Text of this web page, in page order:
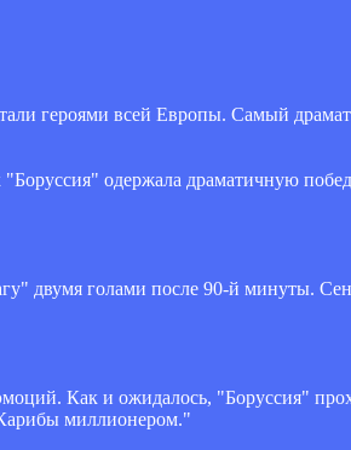
героями всей Европы. Самый
одержала драматичную
двумя голами после 90-й минуты.
Как и ожидалось, "Боруссия"
Карибы миллионером."